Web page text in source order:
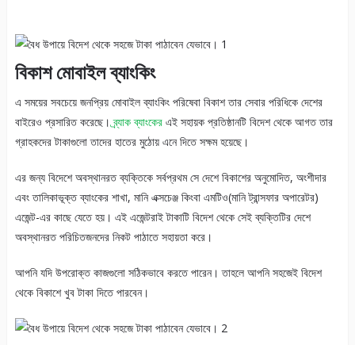
বিকাশমোবাইল ব্যাংকিং
এ সময়ের সবচেয়ে জনপ্রিয় মোবাইল ব্যাংকিং পরিষেবা বিকাশ তার সেবার পরিধিকে দেশের
বাইরেও প্রসারিত করেছে।ব্র্যাক ব্যাংকের এই সহায়ক প্রতিষ্ঠানটি বিদেশ থেকে আগত তার
গ্রাহকদের টাকাগুলো তাদের হাতের মুঠোয় এনে দিতে সক্ষম হয়েছে।
এর জন্য বিদেশে অবস্থানরত ব্যক্তিকে সর্বপ্রথম সে দেশে বিকাশের অনুমোদিত, অংশীদার
এবং তালিকাভূক্ত ব্যাংকের শাখা, মানি এক্সচেঞ্জ কিংবা এমটিও(মানি ট্রান্সফার অপারেটর)
এজেন্ট-এর কাছে যেতে হয়। এই এজেন্টরাই টাকাটি বিদেশ থেকে সেই ব্যক্তিটির দেশে
অবস্থানরত পরিচিতজনদের নিকট পাঠাতে সহায়তা করে।
আপনি যদি উপরোক্ত কাজগুলো সঠিকভাবে করতে পারেন। তাহলে আপনি সহজেই বিদেশ
থেকে বিকাশে খুব টাকা দিতে পারবেন।